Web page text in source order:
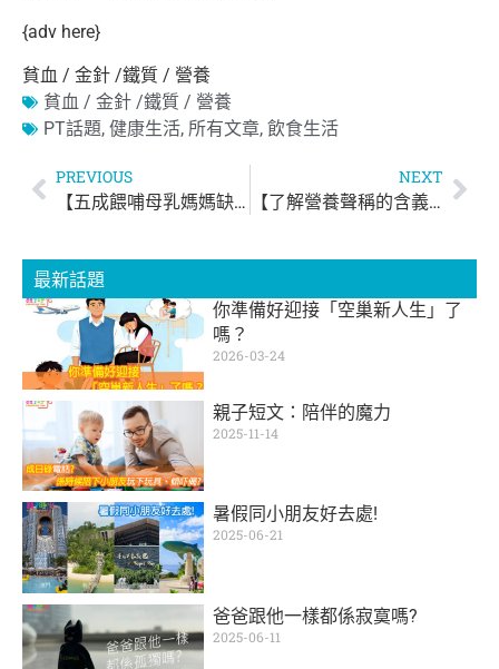
{adv here}
貧血 / 金針 /鐵質 / 營養
貧血 / 金針 /鐵質 / 營養
PT話題, 健康生活, 所有文章, 飲食生活
PREVIOUS
【五成餵哺母乳媽媽缺鈣丶鐵及碘】
NEXT
【了解營養聲稱的含義】
最新話題
你準備好迎接「空巢新人生」了
嗎？
2026-03-24
親子短文：陪伴的魔力
2025-11-14
暑假同小朋友好去處!
2025-06-21
爸爸跟他一樣都係寂寞嗎?
2025-06-11